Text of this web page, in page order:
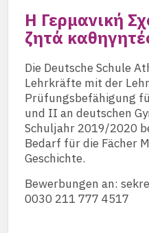
Η Γερμανική
ζητά
Die Deutsche Schule
Lehrkräfte mit der
Prüfungsbefähigung
und II an deutschen
Schuljahr 2019/2020
Bedarf für die Fächer
Geschichte.
Bewerbungen an:
0030 211 777 4517